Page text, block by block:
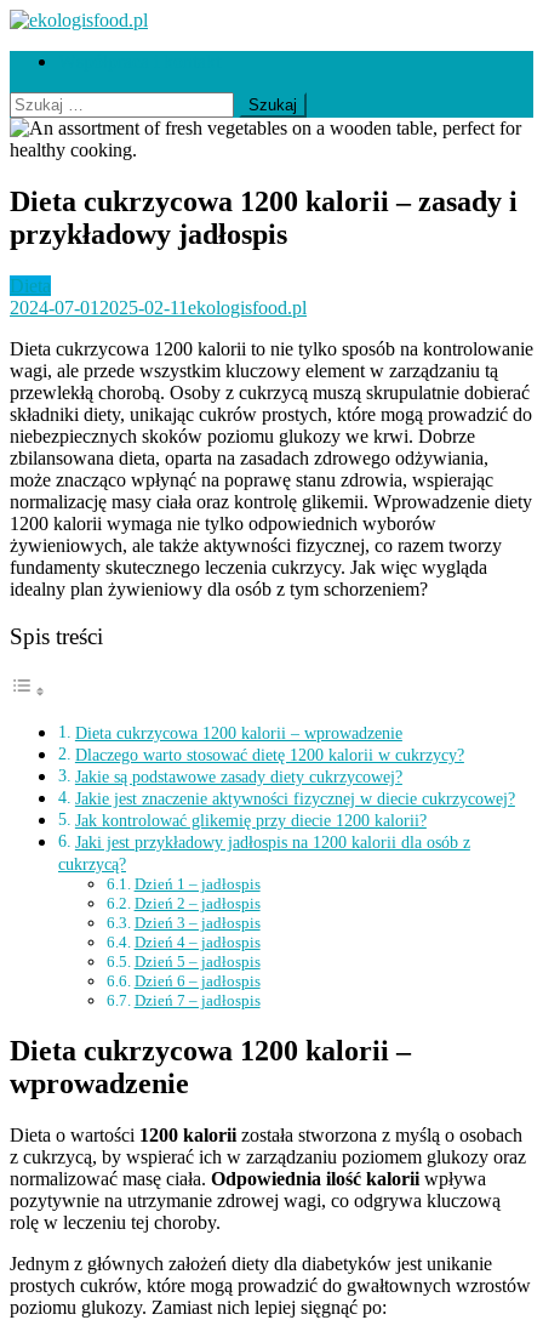
Skip
content
ekologisfood.pl
Ekologis
Szukaj:
Dieta cukrzycowa 1200 kalorii – zasady i
przykładowy jadłospis
Dieta
2024-07-01 2025-02-11ekologisfood.pl
Dieta cukrzycowa 1200 kalorii to nie tylko sposób na kontrolowanie
wagi, ale przede wszystkim kluczowy element w zarządzaniu tą
przewlekłą chorobą. Osoby z cukrzycą muszą skrupulatnie dobierać
składniki diety, unikając cukrów prostych, które mogą prowadzić do
niebezpiecznych skoków poziomu glukozy we krwi. Dobrze
zbilansowana dieta, oparta na zasadach zdrowego odżywiania,
może znacząco wpłynąć na poprawę stanu zdrowia, wspierając
normalizację masy ciała oraz kontrolę glikemii. Wprowadzenie diety
1200 kalorii wymaga nie tylko odpowiednich wyborów
żywieniowych, ale także aktywności fizycznej, co razem tworzy
fundamenty skutecznego leczenia cukrzycy. Jak więc wygląda
idealny plan żywieniowy dla osób z tym schorzeniem?
Spis treści
Dieta cukrzycowa 1200 kalorii – wprowadzenie
Dlaczego warto stosować dietę 1200 kalorii w cukrzycy?
Jakie są podstawowe zasady diety cukrzycowej?
Jakie jest znaczenie aktywności fizycznej w diecie cukrzycowej?
Jak kontrolować glikemię przy diecie 1200 kalorii?
Jaki jest przykładowy jadłospis na 1200 kalorii dla osób z
cukrzycą?
Dzień 1 – jadłospis
Dzień 2 – jadłospis
Dzień 3 – jadłospis
Dzień 4 – jadłospis
Dzień 5 – jadłospis
Dzień 6 – jadłospis
Dzień 7 – jadłospis
Dieta cukrzycowa 1200 kalorii –
wprowadzenie
Dieta o wartości 1200 kalorii została stworzona z myślą o osobach
z cukrzycą, by wspierać ich w zarządzaniu poziomem glukozy oraz
normalizować masę ciała. Odpowiednia ilość kalorii wpływa
pozytywnie na utrzymanie zdrowej wagi, co odgrywa kluczową
rolę w leczeniu tej choroby.
Jednym z głównych założeń diety dla diabetyków jest unikanie
prostych cukrów, które mogą prowadzić do gwałtownych wzrostów
poziomu glukozy. Zamiast nich lepiej sięgnąć po: